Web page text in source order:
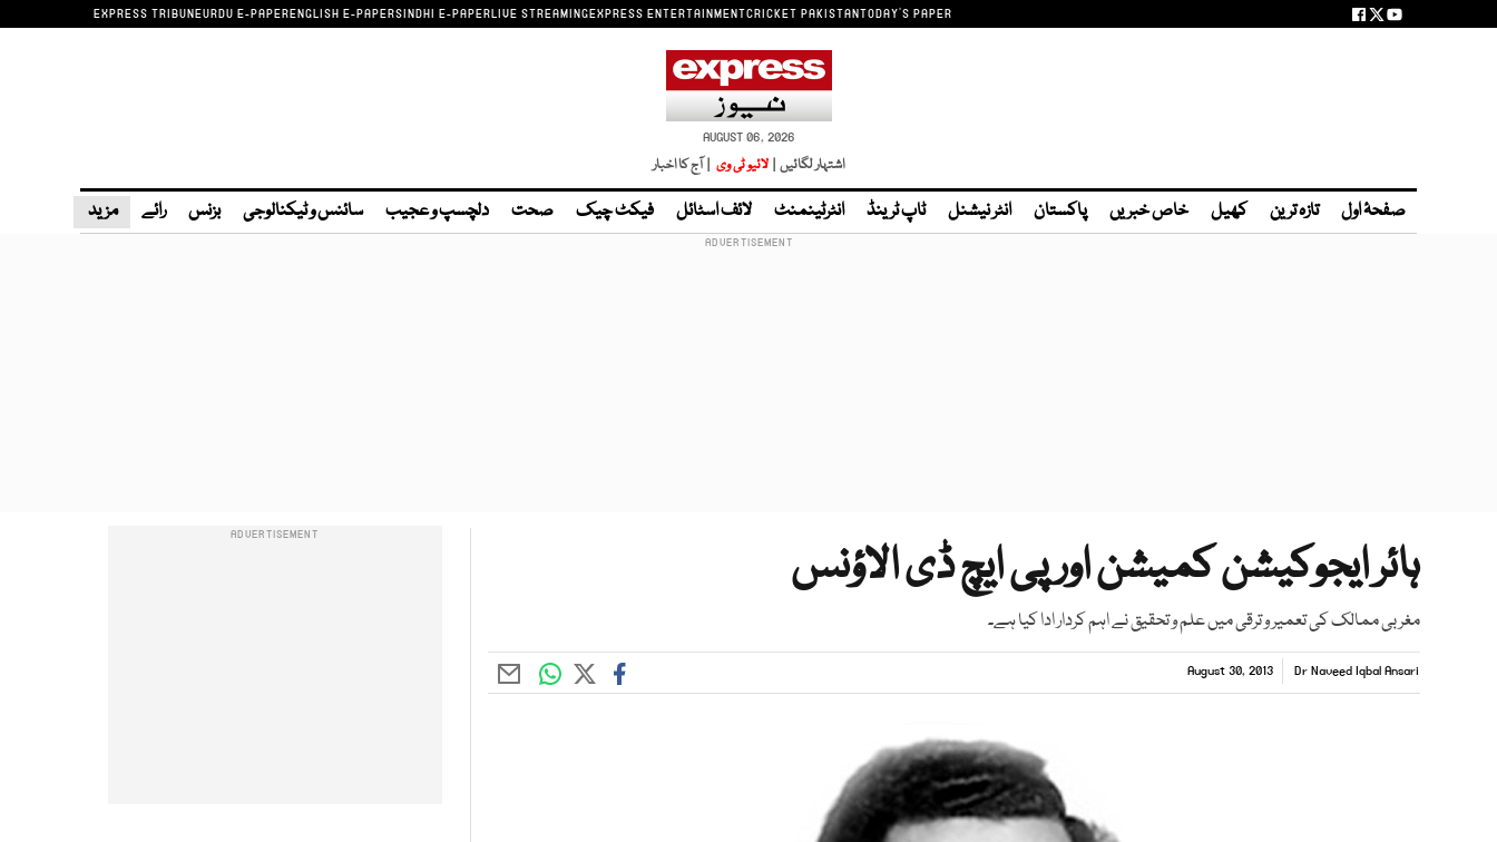
EXPRESS TRIBUNEURDU E-PAPERENGLISH E-PAPERSINDHI E-PAPERLIVE STREAMINGEXPRESS ENTERTAINMENTCRICKET PAKISTANTODAY'S PAPER
AUGUST 06, 2026
اشتہار لگائیں | لائیو ٹی وی | آج کا اخبار
صفحۂ اول تازہ ترین کھیل خاص خبریں پاکستان انٹر نیشنل ٹاپ ٹرینڈ انٹرٹینمنٹ لائف اسٹائل فیکٹ چیک صحت دلچسپ و عجیب سائنس و ٹیکنالوجی بزنس رائے مزید
ہائر ایجوکیشن کمیشن اور پی ایچ ڈی الاؤنس
مغربی ممالک کی تعمیر و ترقی میں علم و تحقیق نے اہم کردار ادا کیا ہے۔
Dr Naveed Iqbal Ansari
August 30, 2013